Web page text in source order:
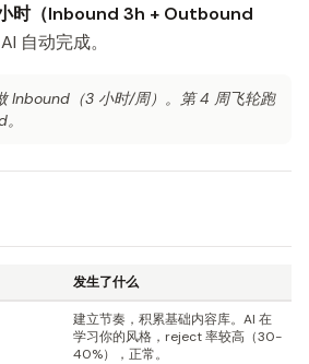
时（Inbound 3h + Outbound
自动完成。
Inbound（3 小时/周）。第 4 周飞轮跑
发生了什么
建立节奏，积累基础内容库。AI 在
学习你的风格，reject 率较高（30-
40%），正常。